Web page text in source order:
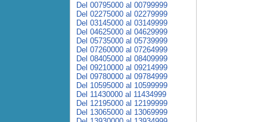
Del 00795000 al 00799999
Del 02275000 al 02279999
Del 03145000 al 03149999
Del 04625000 al 04629999
Del 05735000 al 05739999
Del 07260000 al 07264999
Del 08405000 al 08409999
Del 09210000 al 09214999
Del 09780000 al 09784999
Del 10595000 al 10599999
Del 11430000 al 11434999
Del 12195000 al 12199999
Del 13065000 al 13069999